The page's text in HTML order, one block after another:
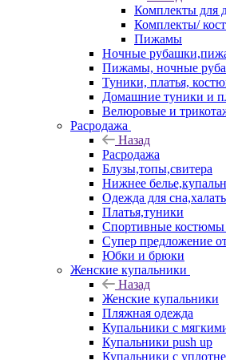
Комплекты для
Комплекты/
Пижамы
Ночные
Пижамы, ночные
Туники, платья,
Домашние туники и
Велюровые и
Расродажа
Назад
Расродажа
Блузы,топы,свитера
Нижнее
Одежда для
Платья,туники
Спортивные
Супер предложение
Юбки и брюки
Женские купальники
Назад
Женские купальники
Пляжная одежда
Купальники с
Купальники push up
Купальники с